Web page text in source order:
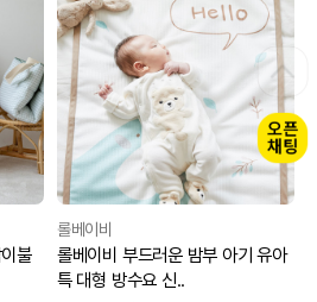
불
롤베이비
롤베이비 부드러운 밤부 아기 유아
특 대형 방수요 신..